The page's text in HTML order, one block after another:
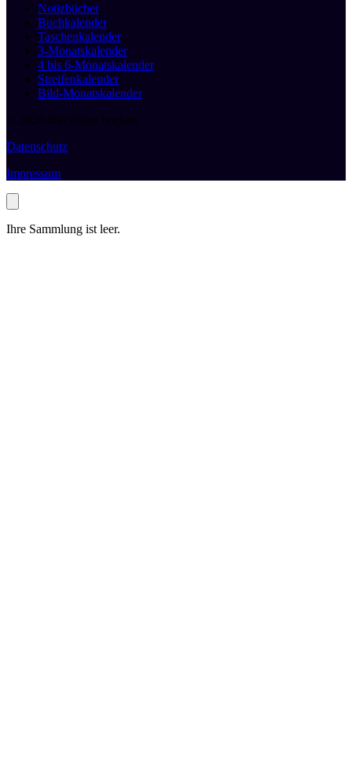
Notizbücher
Buchkalender
Taschenkalender
3-Monatskalender
4 bis 6-Monatskalender
Streifenkalender
Bild-Monatskalender
© 2026 druckhaus boeken
Datenschutz
Impressum
Ihre Sammlung ist leer.